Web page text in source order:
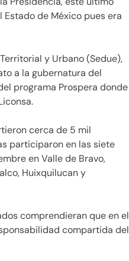
de México pues era
y Urbano (Sedue),
a la gubernatura del
programa Prospera donde
cerca de 5 mil
participaron en las siete
en Valle de Bravo,
Huixquilucan y
comprendieran que en el
compartida del